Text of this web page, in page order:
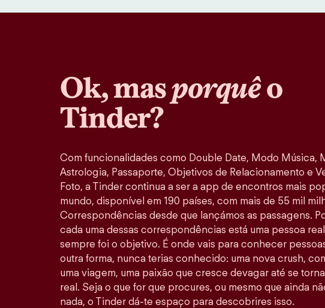
Ok, masporquêo
Tinder?
Com funcionalidades como Double Date, Modo Música,
Astrologia, Passaporte, Objetivos de Relacionamento e
Foto, a Tinder continua a ser a app de encontros mais
mundo, disponível em 190 países, com mais de 55 mil
Correspondências desde que lançámos as passagens.
cada uma dessas correspondências está uma pessoa
sempre foi o objetivo. É onde vais para conhecer
outra forma, nunca terias conhecido: uma nova crush,
uma viagem, uma paixão que cresce devagar até se
real. Seja o que for que procures, ou mesmo que ainda
nada, o Tinder dá-te espaço para descobrires isso.